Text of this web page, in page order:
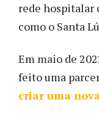
rede hospitalar
como o Santa
Em maio de
feito uma
criar uma